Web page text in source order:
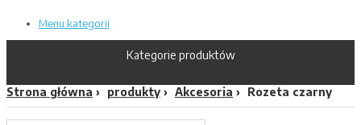
Menu kategorii
Kategorie produktów
Strona główna produkty Akcesoria Rozeta czarny